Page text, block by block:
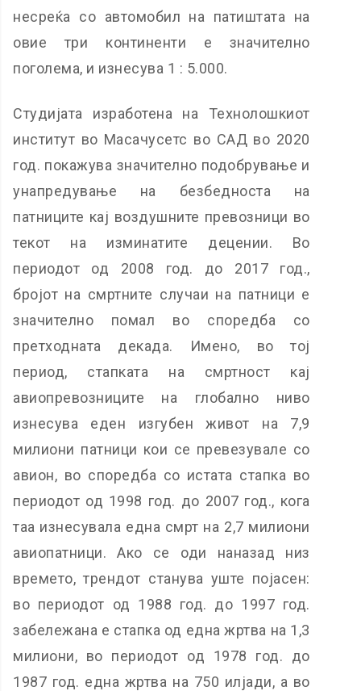
несреќа со автомобил на патиштата на
овие три континенти е значително
поголема, и изнесува 1 : 5.000.
Студијата изработена на Технолошкиот
институт во Масачусетс во САД во 2020
год. покажува значително подобрување и
унапредување на безбедноста на
патниците кај воздушните превозници во
текот на изминатите децении. Во
периодот од 2008 год. до 2017 год.,
бројот на смртните случаи на патници е
значително помал во споредба со
претходната декада. Имено, во тој
период, стапката на смртност кај
авиопревозниците на глобално ниво
изнесува еден изгубен живот на 7,9
милиони патници кои се превезувале со
авион, во споредба со истата стапка во
периодот од 1998 год. до 2007 год., кога
таа изнесувала една смрт на 2,7 милиони
авиопатници. Ако се оди наназад низ
времето, трендот станува уште појасен:
во периодот од 1988 год. до 1997 год.
забележана е стапка од една жртва на 1,3
милиони, во периодот од 1978 год. до
1987 год. една жртва на 750 илјади, а во